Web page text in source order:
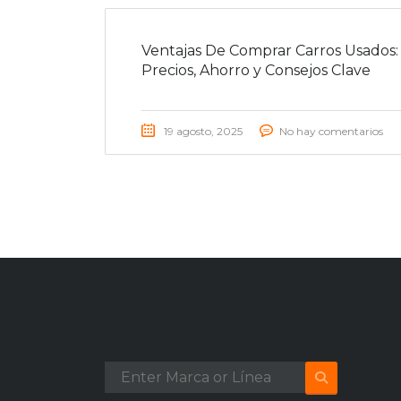
Ventajas De Comprar Carros Usados:
Precios, Ahorro y Consejos Clave
19 agosto, 2025 No hay comentarios